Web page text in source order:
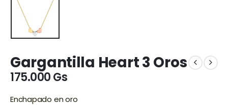
Gargantilla Heart 3 Oros
175.000Gs
Enchapado en oro